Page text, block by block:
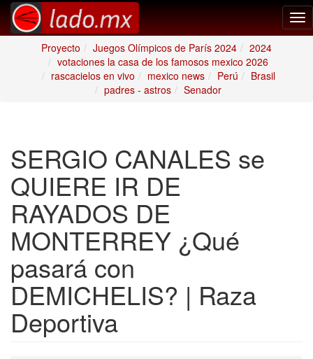
Proyecto
Juegos Olímpicos de París 2024
2024
votaciones la casa de los famosos mexico 2026
rascacielos en vivo
mexico news Perú
Brasil
padres - astros
Senador
SERGIO CANALES se
QUIERE IR DE
RAYADOS DE
MONTERREY ¿Qué
pasará con
DEMICHELIS? | Raza
Deportiva